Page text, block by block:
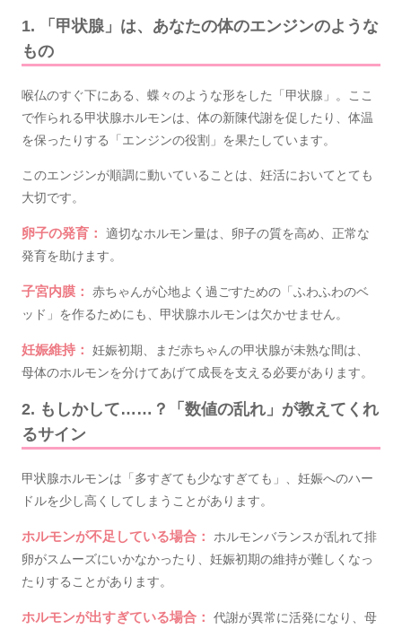
1. 「甲状腺」は、あなたの体のエンジンのような
もの
喉仏のすぐ下にある、蝶々のような形をした「甲状腺」。ここ
で作られる甲状腺ホルモンは、体の新陳代謝を促したり、体温
を保ったりする「エンジンの役割」を果たしています。
このエンジンが順調に動いていることは、妊活においてとても
大切です。
卵子の発育：
適切なホルモン量は、卵子の質を高め、正常な
発育を助けます。
子宮内膜：
赤ちゃんが心地よく過ごすための「ふわふわのベ
ッド」を作るためにも、甲状腺ホルモンは欠かせません。
妊娠維持：
妊娠初期、まだ赤ちゃんの甲状腺が未熟な間は、
母体のホルモンを分けてあげて成長を支える必要があります。
2. もしかして……？「数値の乱れ」が教えてくれ
るサイン
甲状腺ホルモンは「多すぎても少なすぎても」、妊娠へのハー
ドルを少し高くしてしまうことがあります。
ホルモンが不足している場合：
ホルモンバランスが乱れて排
卵がスムーズにいかなかったり、妊娠初期の維持が難しくなっ
たりすることがあります。
ホルモンが出すぎている場合：
代謝が異常に活発になり、母